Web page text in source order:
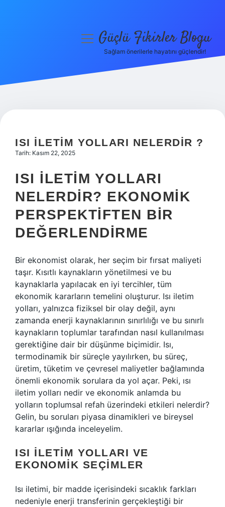
Hakkımızda
menüyüGüçlü Fikirler Blogu
Sağlam önerilerle hayatını güçlendir!
ISI ILETIM YOLLARI NELERDIR ?
Tarih: Kasım 22, 2025
ISI İLETIM YOLLARI
NELERDIR? EKONOMIK
PERSPEKTIFTEN BIR
DEĞERLENDIRME
Bir ekonomist olarak, her seçim bir fırsat maliyeti
taşır. Kısıtlı kaynakların yönetilmesi ve bu
kaynaklarla yapılacak en iyi tercihler, tüm
ekonomik kararların temelini oluşturur. Isı iletim
yolları, yalnızca fiziksel bir olay değil, aynı
zamanda enerji kaynaklarının sınırlılığı ve bu sınırlı
kaynakların toplumlar tarafından nasıl kullanılması
gerektiğine dair bir düşünme biçimidir. Isı,
termodinamik bir süreçle yayılırken, bu süreç,
üretim, tüketim ve çevresel maliyetler bağlamında
önemli ekonomik sorulara da yol açar. Peki, ısı
iletim yolları nedir ve ekonomik anlamda bu
yolların toplumsal refah üzerindeki etkileri nelerdir?
Gelin, bu soruları piyasa dinamikleri ve bireysel
kararlar ışığında inceleyelim.
ISI İLETIM YOLLARI VE
EKONOMIK SEÇIMLER
Isı iletimi, bir madde içerisindeki sıcaklık farkları
nedeniyle enerji transferinin gerçekleştiği bir